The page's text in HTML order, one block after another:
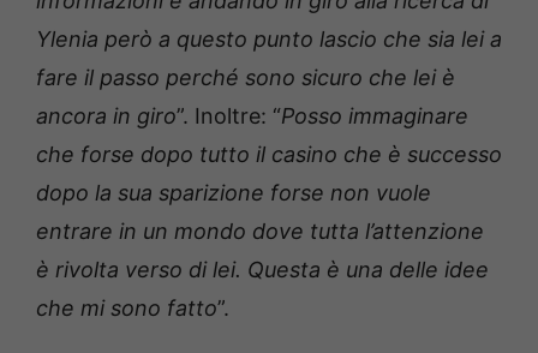
Ylenia però a questo punto lascio che sia lei a
fare il passo perché sono sicuro che lei è
ancora in giro”. Inoltre: “Posso immaginare
che forse dopo tutto il casino che è successo
dopo la sua sparizione forse non vuole
entrare in un mondo dove tutta l’attenzione
è rivolta verso di lei. Questa è una delle idee
che mi sono fatto”.